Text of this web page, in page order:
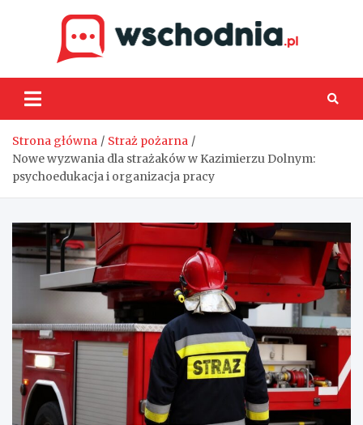
Strona główna
Straż pożarna
Nowe wyzwania dla strażaków w Kazimierzu Dolnym:
psychoedukacja i organizacja pracy